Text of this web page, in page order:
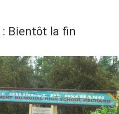
Bientôt la fin